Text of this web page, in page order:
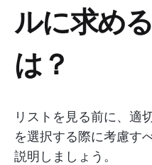
ルに求め
は？
リストを見る前に、適
を選択する際に考慮す
説明しましょう。